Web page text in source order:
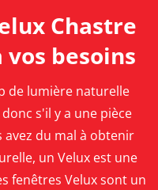
Chastre
besoins
de lumière naturelle
s'il y a une pièce
du mal à obtenir
un Velux est une
fenêtres Velux sont un